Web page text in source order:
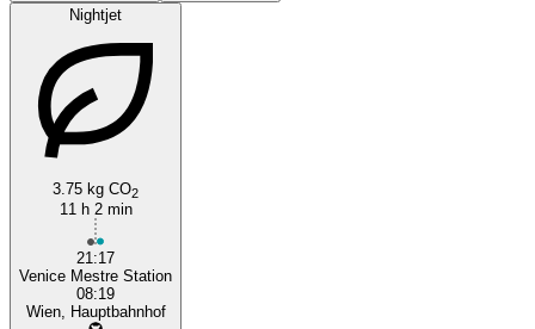
Nightjet
3.75 kg CO2
11 h 2 min
21:17
Venice Mestre Station
08:19
Wien, Hauptbahnhof